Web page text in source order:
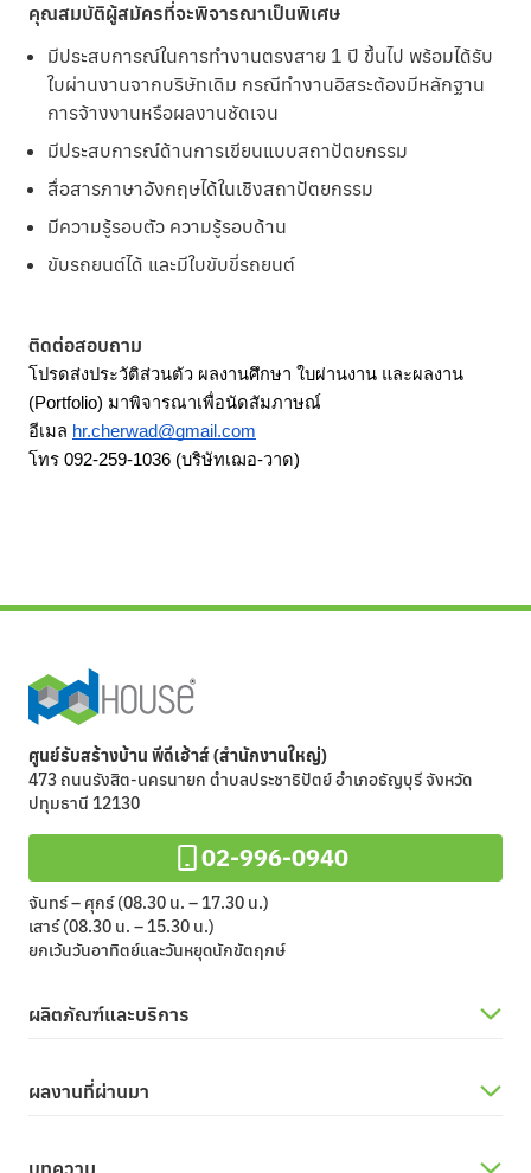
คุณสมบัติผู้สมัครที่จะพิจารณาเป็นพิเศษ
มีประสบการณ์ในการทำงานตรงสาย 1 ปี ขึ้นไป พร้อมได้รับ
ใบผ่านงานจากบริษัทเดิม กรณีทำงานอิสระต้องมีหลักฐาน
การจ้างงานหรือผลงานชัดเจน
มีประสบการณ์ด้านการเขียนแบบสถาปัตยกรรม
สื่อสารภาษาอังกฤษได้ในเชิงสถาปัตยกรรม
มีความรู้รอบตัว ความรู้รอบด้าน
ขับรถยนต์ได้ และมีใบขับขี่รถยนต์
ติดต่อสอบถาม
โปรดส่งประวัติส่วนตัว ผลงานศึกษา ใบผ่านงาน และผลงาน
(Portfolio) มาพิจารณาเพื่อนัดสัมภาษณ์
อีเมล hr.cherwad@gmail.com
โทร 092-259-1036 (บริษัทเฌอ-วาด)
ศูนย์รับสร้างบ้าน พีดีเฮ้าส์ (สำนักงานใหญ่)
473 ถนนรังสิต-นครนายก ตำบลประชาธิปัตย์ อำเภอธัญบุรี จังหวัด
ปทุมธานี 12130
02-996-0940
จันทร์ – ศุกร์ (08.30 น. – 17.30 น.)
เสาร์ (08.30 น. – 15.30 น.)
ยกเว้นวันอาทิตย์และวันหยุดนักขัตฤกษ์
ผลิตภัณฑ์และบริการ
ผลงานที่ผ่านมา
บทความ